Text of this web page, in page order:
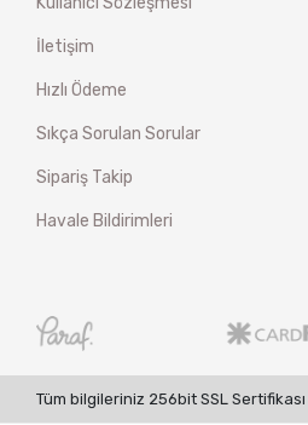
İletişim
Hızlı Ödeme
Sıkça Sorulan Sorular
Sipariş Takip
Havale Bildirimleri
Tüm bilgileriniz 256bit SSL